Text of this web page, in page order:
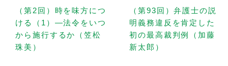
（第2回）時を味方につ
ける（1）—法令をいつ
から施行するか（笠松
珠美）
（第93回）弁護士の説
明義務違反を肯定した
初の最高裁判例（加藤
新太郎）